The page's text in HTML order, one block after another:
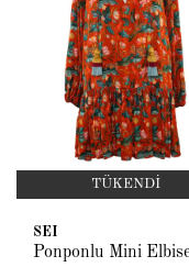
TÜKENDI
SEI
Ponponlu Mini